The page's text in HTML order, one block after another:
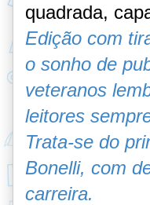
quadrada,
Edição com
o sonho de
veteranos
leitores
Trata-se do
Bonelli, com
carreira.